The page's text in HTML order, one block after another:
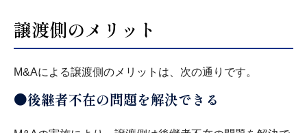
譲渡側のメリット
M&Aによる譲渡側のメリットは、次の通りです。
●後継者不在の問題を解決できる